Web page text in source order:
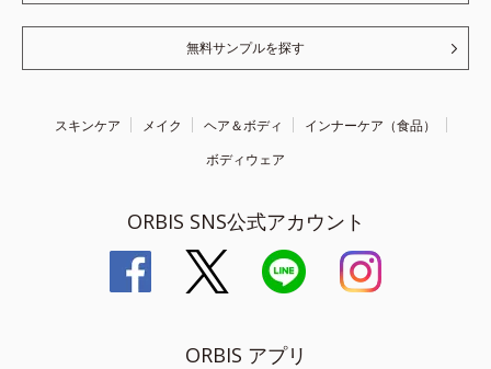
無料サンプルを探す
スキンケア メイク ヘア＆ボディ
インナーケア（食品）
ボディウェア
ORBIS SNS公式アカウント
ORBIS アプリ